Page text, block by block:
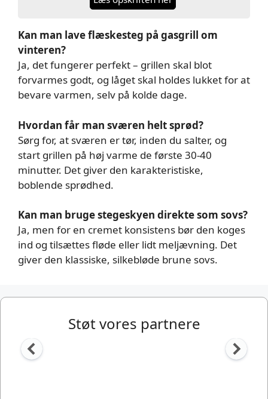
Kan man lave flæskesteg på gasgrill om
vinteren?
Ja, det fungerer perfekt – grillen skal blot
forvarmes godt, og låget skal holdes lukket for at
bevare varmen, selv på kolde dage.
Hvordan får man sværen helt sprød?
Sørg for, at sværen er tør, inden du salter, og
start grillen på høj varme de første 30-40
minutter. Det giver den karakteristiske,
boblende sprødhed.
Kan man bruge stegeskyen direkte som sovs?
Ja, men for en cremet konsistens bør den koges
ind og tilsættes fløde eller lidt meljævning. Det
giver den klassiske, silkebløde brune sovs.
Støt vores partnere